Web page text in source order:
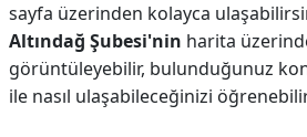
sayfa üzerinden kolayca
Altındağ Şubesi'nin harita
görüntüleyebilir, bulunduğunuz
ile nasıl ulaşabileceğinizi